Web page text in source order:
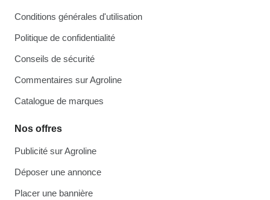
Conditions générales d'utilisation
Politique de confidentialité
Conseils de sécurité
Commentaires sur Agroline
Catalogue de marques
Nos offres
Publicité sur Agroline
Déposer une annonce
Placer une bannière